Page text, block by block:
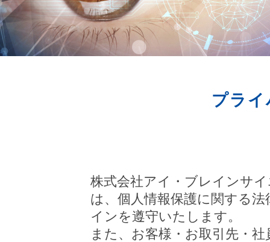
プラ
株式会社アイ・ブレインサ
は、個人情報保護に関する
インを遵守いたします。
また、お客様・お取引先・